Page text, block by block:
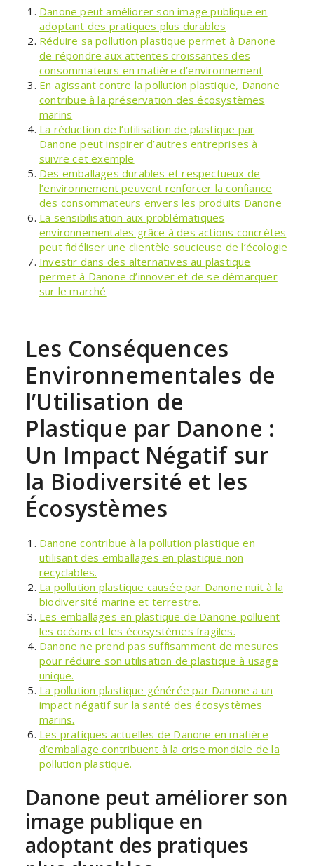
Danone peut améliorer son image publique en
adoptant des pratiques plus durables
Réduire sa pollution plastique permet à Danone
de répondre aux attentes croissantes des
consommateurs en matière d’environnement
En agissant contre la pollution plastique, Danone
contribue à la préservation des écosystèmes
marins
La réduction de l’utilisation de plastique par
Danone peut inspirer d’autres entreprises à
suivre cet exemple
Des emballages durables et respectueux de
l’environnement peuvent renforcer la confiance
des consommateurs envers les produits Danone
La sensibilisation aux problématiques
environnementales grâce à des actions concrètes
peut fidéliser une clientèle soucieuse de l’écologie
Investir dans des alternatives au plastique
permet à Danone d’innover et de se démarquer
sur le marché
Les Conséquences
Environnementales de
l’Utilisation de
Plastique par Danone :
Un Impact Négatif sur
la Biodiversité et les
Écosystèmes
Danone contribue à la pollution plastique en
utilisant des emballages en plastique non
recyclables.
La pollution plastique causée par Danone nuit à la
biodiversité marine et terrestre.
Les emballages en plastique de Danone polluent
les océans et les écosystèmes fragiles.
Danone ne prend pas suffisamment de mesures
pour réduire son utilisation de plastique à usage
unique.
La pollution plastique générée par Danone a un
impact négatif sur la santé des écosystèmes
marins.
Les pratiques actuelles de Danone en matière
d’emballage contribuent à la crise mondiale de la
pollution plastique.
Danone peut améliorer son
image publique en
adoptant des pratiques